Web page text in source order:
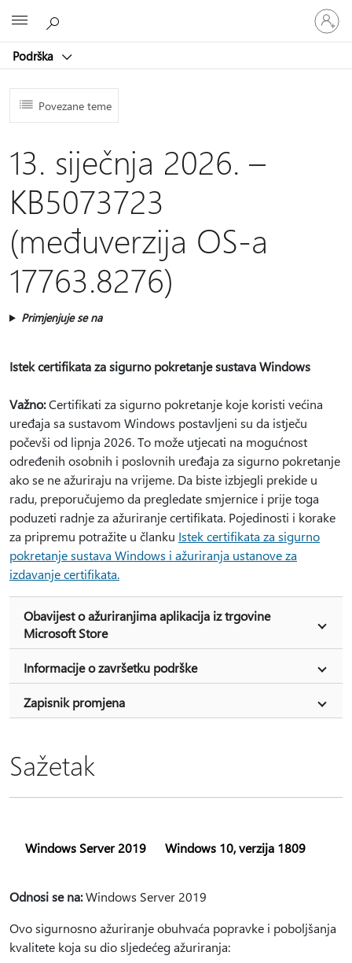
Podrška
Prijavite
se
u
račun
Povezane teme
13. siječnja 2026. –
KB5073723
(međuverzija OS-a
17763.8276)
Primjenjuje se na
Istek certifikata za sigurno pokretanje sustava Windows
Važno:Certifikati za sigurno pokretanje koje koristi većina
uređaja sa sustavom Windows postavljeni su da istječu
počevši od lipnja 2026. To može utjecati na mogućnost
određenih osobnih i poslovnih uređaja za sigurno pokretanje
ako se ne ažuriraju na vrijeme. Da biste izbjegli prekide u
radu, preporučujemo da pregledate smjernice i prije toga
poduzeti radnje za ažuriranje certifikata. Pojedinosti i korake
za pripremu potražite u članku Istek certifikata za sigurno
pokretanje sustava Windows i ažuriranja ustanove za
izdavanje certifikata.
Obavijest o ažuriranjima aplikacija iz trgovine
Microsoft Store
Informacije o završetku podrške
Zapisnik promjena
Sažetak
Windows Server 2019 Windows 10, verzija 1809
Odnosi se na:Windows Server 2019
Ovo sigurnosno ažuriranje obuhvaća popravke i poboljšanja
kvalitete koja su dio sljedećeg ažuriranja: